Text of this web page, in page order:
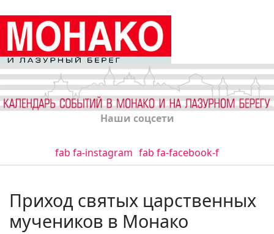
Наши соцсети
fab fa-instagram fab fa-facebook-f
Приход святых царственных
мучеников в Монако